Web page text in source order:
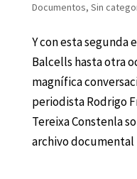
Documentos, Sin
Y con esta segunda
Balcells hasta otra
magnífica
periodista Rodrigo
Tereixa Constenla
archivo documental